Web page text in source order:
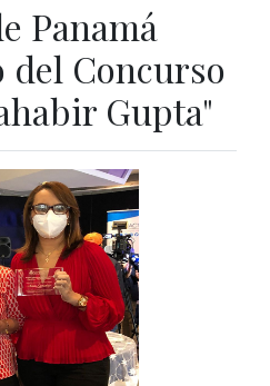
Panamá
del Concurso
Gupta"